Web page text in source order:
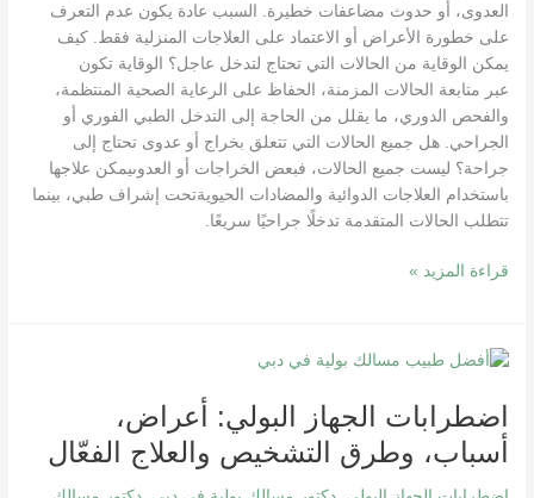
العدوى، أو حدوث مضاعفات خطيرة. السبب عادة يكون عدم التعرف
على خطورة الأعراض أو الاعتماد على العلاجات المنزلية فقط. كيف
يمكن الوقاية من الحالات التي تحتاج لتدخل عاجل؟ الوقاية تكون
عبر متابعة الحالات المزمنة، الحفاظ على الرعاية الصحية المنتظمة،
والفحص الدوري، ما يقلل من الحاجة إلى التدخل الطبي الفوري أو
الجراحي. هل جميع الحالات التي تتعلق بخراج أو عدوى تحتاج إلى
جراحة؟ ليست جميع الحالات، فبعض الخراجات أو العدوىيمكن علاجها
باستخدام العلاجات الدوائية والمضادات الحيويةتحت إشراف طبي، بينما
تتطلب الحالات المتقدمة تدخلًا جراحيًا سريعًا.
قراءة المزيد »
اضطرابات الجهاز البولي: أعراض،
أسباب، وطرق التشخيص والعلاج الفعّال
اضطرابات
البولي:
أعراض،
أسباب،
وطرق